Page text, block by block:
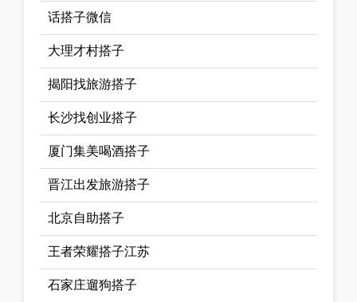
话搭子微信
大理才村搭子
揭阳找旅游搭子
长沙找创业搭子
厦门集美喝酒搭子
晋江出发旅游搭子
北京自助搭子
王者荣耀搭子江苏
石家庄遛狗搭子